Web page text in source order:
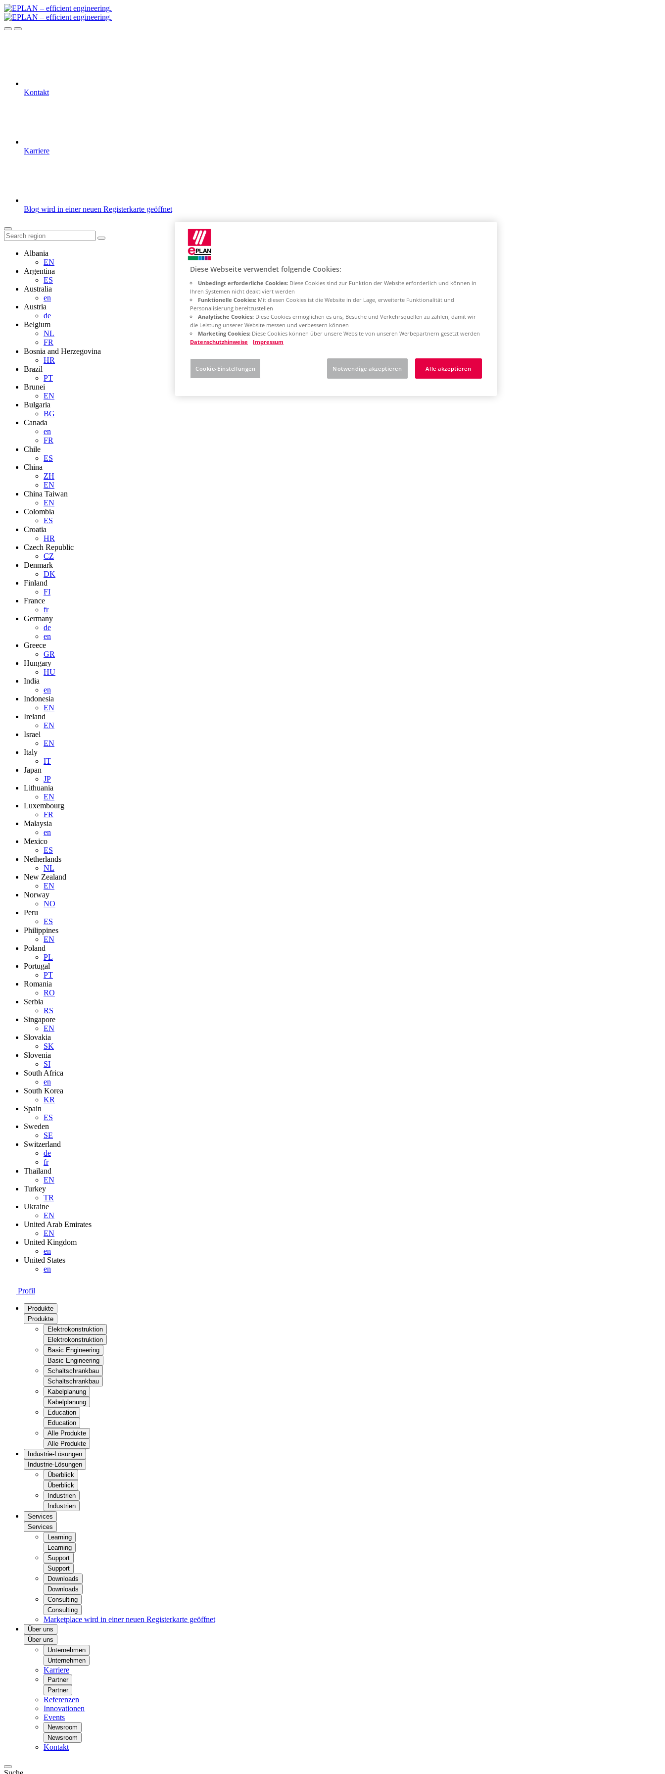
Kontakt
Karriere
Blog wird in einer neuen Registerkarte geöffnet
Albania
EN
Argentina
ES
Australia
en
Austria
de
Belgium
NL
FR
Bosnia and Herzegovina
HR
Brazil
PT
Brunei
EN
Bulgaria
BG
Canada
en
FR
Chile
ES
China
ZH
EN
China Taiwan
EN
Colombia
ES
Croatia
HR
Czech Republic
CZ
Denmark
DK
Finland
FI
France
fr
Germany
de
en
Greece
GR
Hungary
HU
India
en
Indonesia
EN
Ireland
EN
Israel
EN
Italy
IT
Japan
JP
Lithuania
EN
Luxembourg
FR
Malaysia
en
Mexico
ES
Netherlands
NL
New Zealand
EN
Norway
NO
Peru
ES
Philippines
EN
Poland
PL
Portugal
PT
Romania
RO
Serbia
RS
Singapore
EN
Slovakia
SK
Slovenia
SI
South Africa
en
South Korea
KR
Spain
ES
Sweden
SE
Switzerland
de
fr
Thailand
EN
Turkey
TR
Ukraine
EN
United Arab Emirates
EN
United Kingdom
en
United States
en
Profil
Produkte
Produkte
Elektrokonstruktion
Elektrokonstruktion
Basic Engineering
Basic Engineering
Schaltschrankbau
Schaltschrankbau
Kabelplanung
Kabelplanung
Education
Education
Alle Produkte
Alle Produkte
Industrie-Lösungen
Industrie-Lösungen
Überblick
Überblick
Industrien
Industrien
Services
Services
Learning
Learning
Support
Support
Downloads
Downloads
Consulting
Consulting
Marketplace wird in einer neuen Registerkarte geöffnet
Über uns
Über uns
Unternehmen
Unternehmen
Karriere
Partner
Partner
Referenzen
Innovationen
Events
Newsroom
Newsroom
Kontakt
Diese Webseite verwendet folgende Cookies:
Unbedingt erforderliche Cookies: Diese Cookies sind zur Funktion der Website erforderlich und können in
Ihren Systemen nicht deaktiviert werden
Funktionelle Cookies: Mit diesen Cookies ist die Website in der Lage, erweiterte Funktionalität und
Personalisierung bereitzustellen
Analytische Cookies: Diese Cookies ermöglichen es uns, Besuche und Verkehrsquellen zu zählen, damit wir
die Leistung unserer Website messen und verbessern können
Marketing Cookies: Diese Cookies können über unsere Website von unseren Werbepartnern gesetzt werden
Datenschutzhinweise
Impressum
Notwendige akzeptieren Alle akzeptieren
Cookie-Einstellungen